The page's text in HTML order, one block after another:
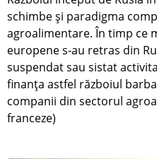
schimbe și paradigma
agroalimentare. În timp ce
europene s-au retras din
suspendat sau sistat
finanța astfel războiul
companii din sectorul
franceze)